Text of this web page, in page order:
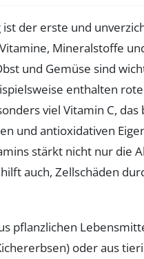
ist der erste und
Mineralstoffe
und Gemüse sind
enthalten
viel Vitamin C,
und antioxidativen
stärkt nicht nur die
auch, Zellschäden
pflanzlichen
oder aus